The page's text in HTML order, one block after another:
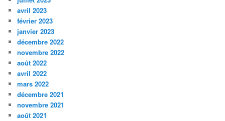
avril 2023
février 2023
janvier 2023
décembre 2022
novembre 2022
août 2022
avril 2022
mars 2022
décembre 2021
novembre 2021
août 2021